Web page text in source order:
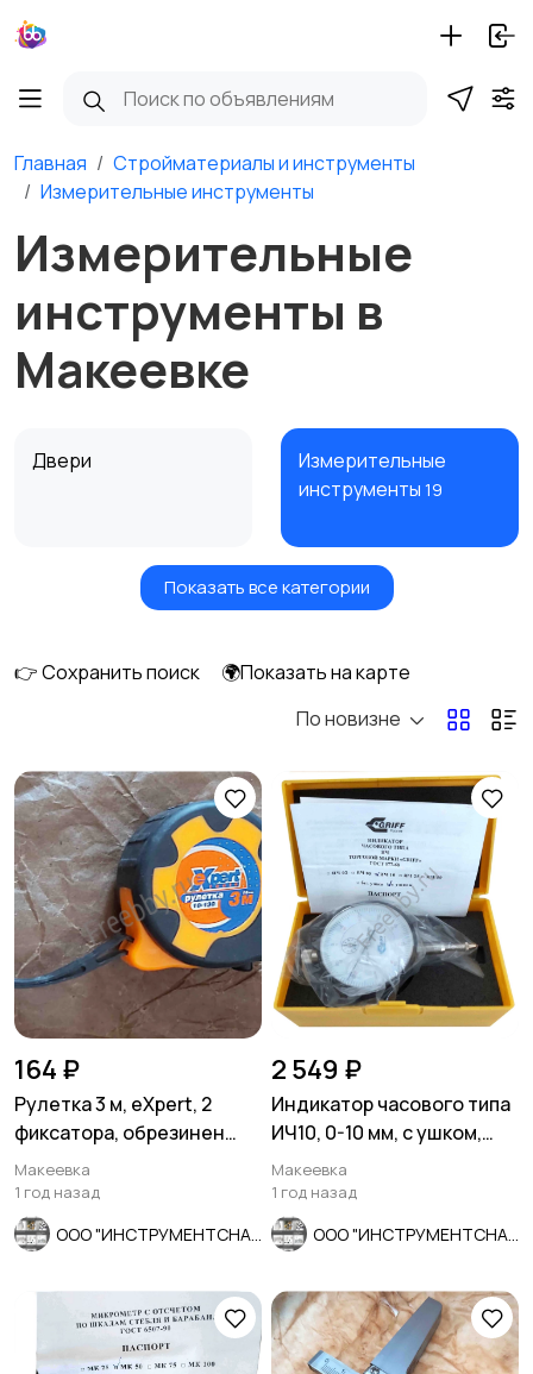
Главная
Стройматериалы и инструменты
Измерительные инструменты
Измерительные
инструменты в
Макеевке
Двери
Измерительные
инструменты 19
Отопление и
Ручные инструменты
Сантехника и
водоснабжение
Стройматериалы
Электрика
Электроинструмент
ы
Другое5
Расходные
материалы и
оснастка
Показать все категории
👉 Сохранить поиск
🌍Показать на карте
По новизне
164 ₽
Рулетка 3 м, eXpert, 2
фиксатора, обрезинен
корпус, 2-х сторон размет
Макеевка
1 год назад
2 549 ₽
Индикатор часового типа
ИЧ10, 0-10 мм, с ушком,
0,01 мм, класс 1.
Макеевка
1 год назад